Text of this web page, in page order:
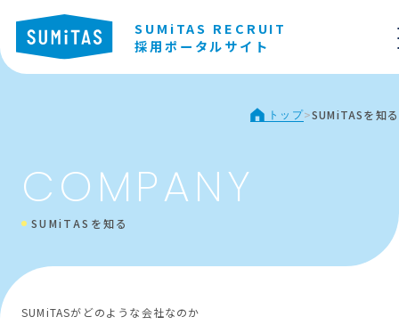
SUMiTAS RECRUIT
採用ポータルサイト
トップ>SUMiTASを知る
COMPANY
SUMiTASを知る
SUMiTASがどのような会社なのか